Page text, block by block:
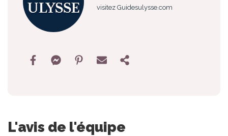
visitez Guidesulysse.com
L'avis de l'équipe